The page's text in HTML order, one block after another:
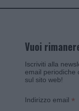
Vuoi
Iscriviti alla
email periodiche
sul sito web!
Indirizzo email *